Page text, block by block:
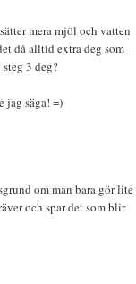
mera mjöl och vatten
då alltid extra deg som
3 deg?
jag säga! =)
om man bara gör lite
och spar det som blir